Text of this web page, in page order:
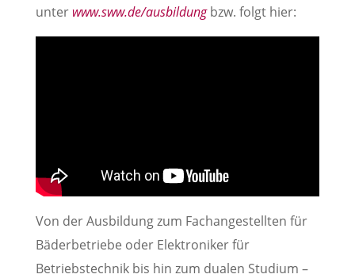
unter www.sww.de/ausbildungbzw. folgt hier:
Von der Ausbildung zum Fachangestellten für
Bäderbetriebe oder Elektroniker für
Betriebstechnik bis hin zum dualen Studium –